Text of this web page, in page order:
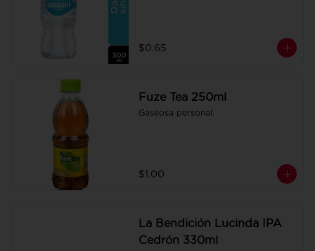
$0.65
Fuze Tea 250ml
Gaseosa personal.
$1.00
La Bendición Lucinda IPA
Cedrón 330ml